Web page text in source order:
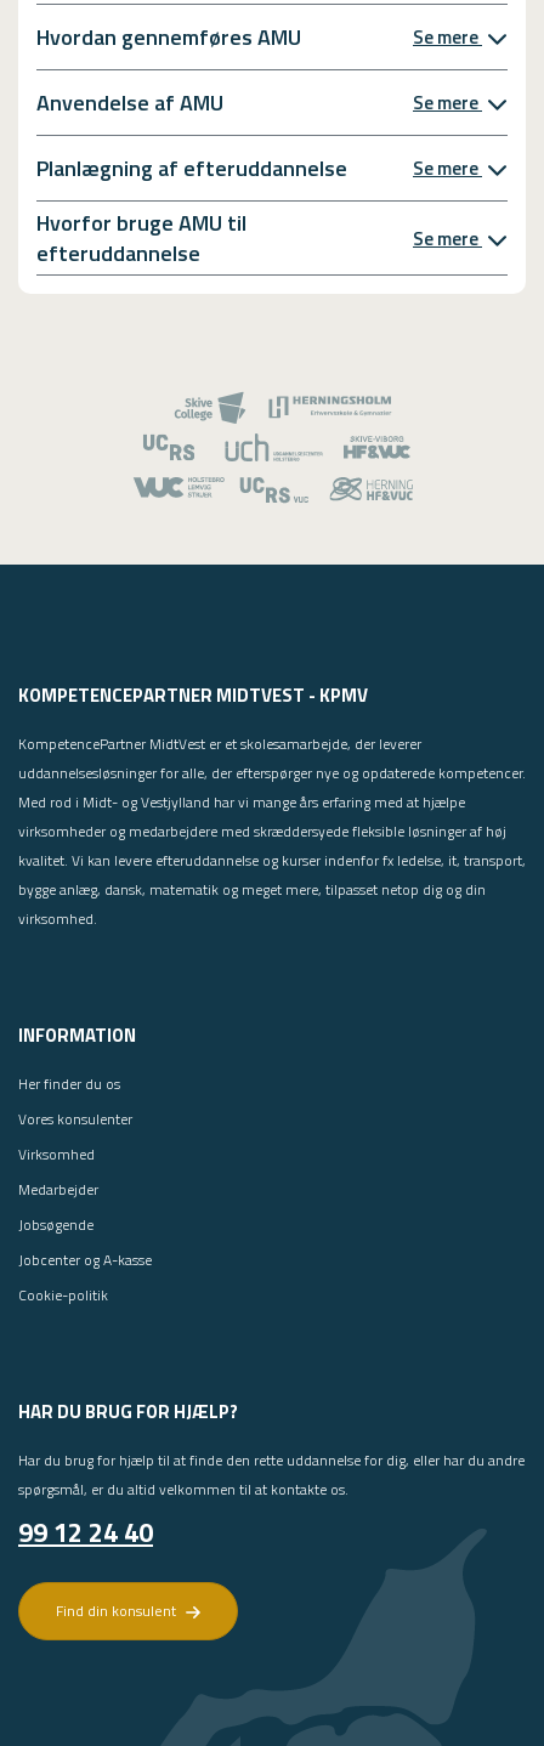
Hvordan gennemføres AMU Se mere
Anvendelse af AMU Se mere
Planlægning af efteruddannelse Se mere
Hvorfor bruge AMU til
efteruddannelse
Se mere
KOMPETENCEPARTNER MIDTVEST - KPMV
KompetencePartner MidtVest er et skolesamarbejde, der leverer
uddannelsesløsninger for alle, der efterspørger nye og opdaterede kompetencer.
Med rod i Midt- og Vestjylland har vi mange års erfaring med at hjælpe
virksomheder og medarbejdere med skræddersyede fleksible løsninger af høj
kvalitet. Vi kan levere efteruddannelse og kurser indenfor fx ledelse, it, transport,
bygge anlæg, dansk, matematik og meget mere, tilpasset netop dig og din
virksomhed.
INFORMATION
Her finder du os
Vores konsulenter
Virksomhed
Medarbejder
Jobsøgende
Jobcenter og A-kasse
Cookie-politik
HAR DU BRUG FOR HJÆLP?
Har du brug for hjælp til at finde den rette uddannelse for dig, eller har du andre
spørgsmål, er du altid velkommen til at kontakte os.
99 12 24 40
Find din konsulent